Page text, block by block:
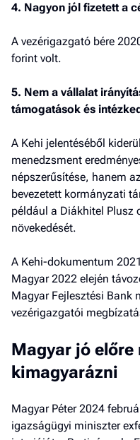
4. Nagyon jól fizetett a
A vezérigazgató bére
forint volt.
5. Nem a vállalat
támogatások és
A Kehi jelentéséből
menedzsment
népszerűsítése, hanem
bevezetett kormányzati
például a Diákhitel Plusz
növekedését.
A Kehi-dokumentum
Magyar 2022 elején
Magyar Fejlesztési Bank
vezérigazgatói
Magyar jó előre
kimagyarázni
Magyar Péter 2024
igazságügyi miniszter